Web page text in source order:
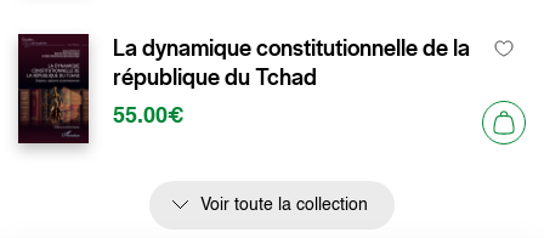
La dynamique constitutionnelle de la
république du Tchad
55.00€
Voir toute la collection